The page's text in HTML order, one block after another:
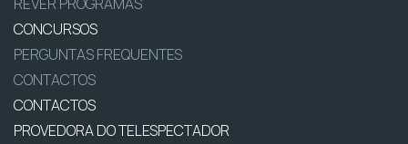
CONCURSOS
PERGUNTAS FREQUENTES
CONTACTOS
CONTACTOS
PROVEDORA DO TELESPECTADOR